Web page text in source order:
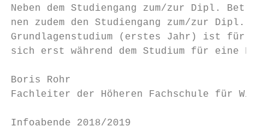
Neben dem Studiengang zum/zur Dipl.
nen zudem den Studiengang zum/zur Dipl.
Grundlagenstudium (erstes Jahr) ist für
sich erst während dem Studium für eine
Boris Rohr
Fachleiter der Höheren Fachschule für
Infoabende 2018/2019